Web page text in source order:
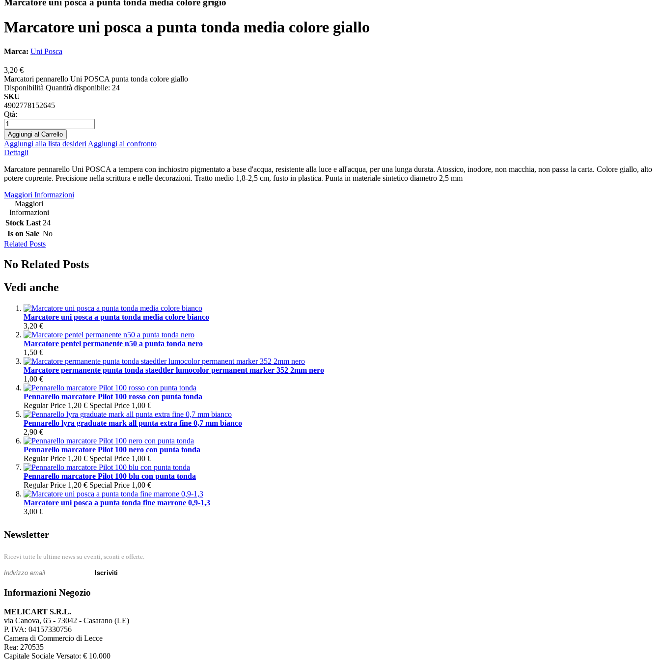
Marcatore uni posca a punta tonda media colore giallo
Marca: Uni Posca
3,20 €
Marcatori pennarello Uni POSCA punta tonda colore giallo
Disponibilità Quantità disponibile: 24
SKU
4902778152645
Qtà:
Aggiungi al Carrello
Aggiungi alla lista desideri Aggiungi al confronto
Dettagli
Marcatore pennarello Uni POSCA a tempera con inchiostro pigmentato a base d'acqua, resistente alla luce e all'acqua, per una lunga durata. Atossico, inodore, non macchia, non passa la carta. Colore giallo, alto
potere coprente. Precisione nella scrittura e nelle decorazioni. Tratto medio 1,8-2,5 cm, fusto in plastica. Punta in materiale sintetico diametro 2,5 mm
Maggiori Informazioni
Maggiori
Informazioni
Stock Last 24
Is on Sale No
Related Posts
No Related Posts
Vedi anche
Marcatore uni posca a punta tonda media colore bianco
3,20 €
Marcatore pentel permanente n50 a punta tonda nero
1,50 €
Marcatore permanente punta tonda staedtler lumocolor permanent marker 352 2mm nero
1,00 €
Pennarello marcatore Pilot 100 rosso con punta tonda
Regular Price 1,20 € Special Price 1,00 €
Pennarello lyra graduate mark all punta extra fine 0,7 mm bianco
2,90 €
Pennarello marcatore Pilot 100 nero con punta tonda
Regular Price 1,20 € Special Price 1,00 €
Pennarello marcatore Pilot 100 blu con punta tonda
Regular Price 1,20 € Special Price 1,00 €
Marcatore uni posca a punta tonda fine marrone 0,9-1,3
3,00 €
Newsletter
Ricevi tutte le ultime news su eventi, sconti e offerte.
Iscriviti
Informazioni Negozio
MELICART S.R.L.
via Canova, 65 - 73042 - Casarano (LE)
P. IVA: 04157330756
Camera di Commercio di Lecce
Rea: 270535
Capitale Sociale Versato: € 10.000